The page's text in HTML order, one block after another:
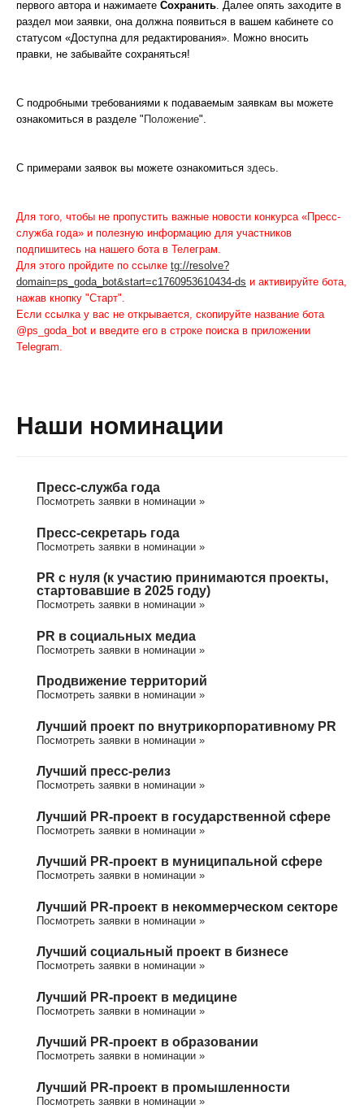
первого автора и нажимаете Сохранить. Далее опять заходите в
раздел мои заявки, она должна появиться в вашем кабинете со
статусом «Доступна для редактирования». Можно вносить
правки, не забывайте сохраняться!
С подробными требованиями к подаваемым заявкам вы можете
ознакомиться в разделе " Положение".
С примерами заявок вы можете ознакомиться здесь.
Для того, чтобы не пропустить важные новости конкурса «Пресс-
служба года» и полезную информацию для участников
подпишитесь на нашего бота в Телеграм.
Для этого пройдите по ссылке tg://resolve?
domain=ps_goda_bot&start=c1760953610434-ds и активируйте бота,
нажав кнопку "Старт".
Если ссылка у вас не открывается, скопируйте название бота
@ps_goda_bot и введите его в строке поиска в приложении
Telegram.
Наши номинации
Пресс-служба года
Посмотреть заявки в номинации »
Пресс-секретарь года
Посмотреть заявки в номинации »
PR с нуля (к участию принимаются проекты,
стартовавшие в 2025 году)
Посмотреть заявки в номинации »
PR в социальных медиа
Посмотреть заявки в номинации »
Продвижение территорий
Посмотреть заявки в номинации »
Лучший проект по внутрикорпоративному PR
Посмотреть заявки в номинации »
Лучший пресс-релиз
Посмотреть заявки в номинации »
Лучший PR-проект в государственной сфере
Посмотреть заявки в номинации »
Лучший PR-проект в муниципальной сфере
Посмотреть заявки в номинации »
Лучший PR-проект в некоммерческом секторе
Посмотреть заявки в номинации »
Лучший социальный проект в бизнесе
Посмотреть заявки в номинации »
Лучший PR-проект в медицине
Посмотреть заявки в номинации »
Лучший PR-проект в образовании
Посмотреть заявки в номинации »
Лучший PR-проект в промышленности
Посмотреть заявки в номинации »